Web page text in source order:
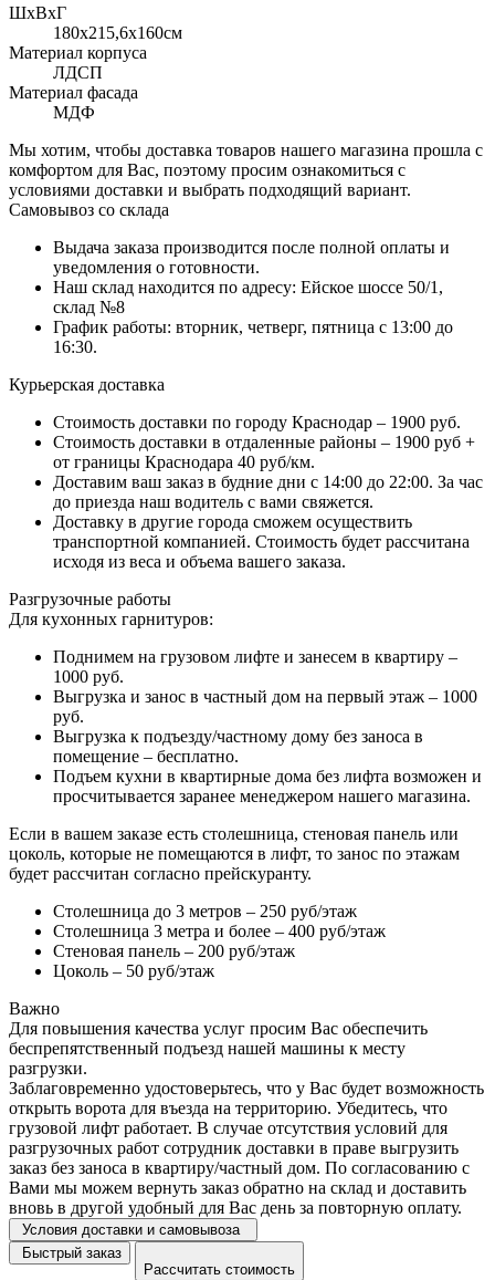
ШхВхГ
180x215,6х160см
Материал корпуса
ЛДСП
Материал фасада
МДФ
Мы хотим, чтобы доставка товаров нашего магазина прошла с
комфортом для Вас, поэтому просим ознакомиться с
условиями доставки и выбрать подходящий вариант.
Самовывоз со склада
Выдача заказа производится после полной оплаты и
уведомления о готовности.
Наш склад находится по адресу: Ейское шоссе 50/1,
склад №8
График работы: вторник, четверг, пятница с 13:00 до
16:30.
Курьерская доставка
Стоимость доставки по городу Краснодар – 1900 руб.
Стоимость доставки в отдаленные районы – 1900 руб +
от границы Краснодара 40 руб/км.
Доставим ваш заказ в будние дни с 14:00 до 22:00. За час
до приезда наш водитель с вами свяжется.
Доставку в другие города сможем осуществить
транспортной компанией. Стоимость будет рассчитана
исходя из веса и объема вашего заказа.
Разгрузочные работы
Для кухонных гарнитуров:
Поднимем на грузовом лифте и занесем в квартиру –
1000 руб.
Выгрузка и занос в частный дом на первый этаж – 1000
руб.
Выгрузка к подъезду/частному дому без заноса в
помещение – бесплатно.
Подъем кухни в квартирные дома без лифта возможен и
просчитывается заранее менеджером нашего магазина.
Если в вашем заказе есть столешница, стеновая панель или
цоколь, которые не помещаются в лифт, то занос по этажам
будет рассчитан согласно прейскуранту.
Столешница до 3 метров – 250 руб/этаж
Столешница 3 метра и более – 400 руб/этаж
Стеновая панель – 200 руб/этаж
Цоколь – 50 руб/этаж
Важно
Для повышения качества услуг просим Вас обеспечить
беспрепятственный подъезд нашей машины к месту
разгрузки.
Заблаговременно удостоверьтесь, что у Вас будет возможность
открыть ворота для въезда на территорию. Убедитесь, что
грузовой лифт работает. В случае отсутствия условий для
разгрузочных работ сотрудник доставки в праве выгрузить
заказ без заноса в квартиру/частный дом. По согласованию с
Вами мы можем вернуть заказ обратно на склад и доставить
вновь в другой удобный для Вас день за повторную оплату.
Условия доставки и самовывоза
Быстрый заказ
Рассчитать стоимость